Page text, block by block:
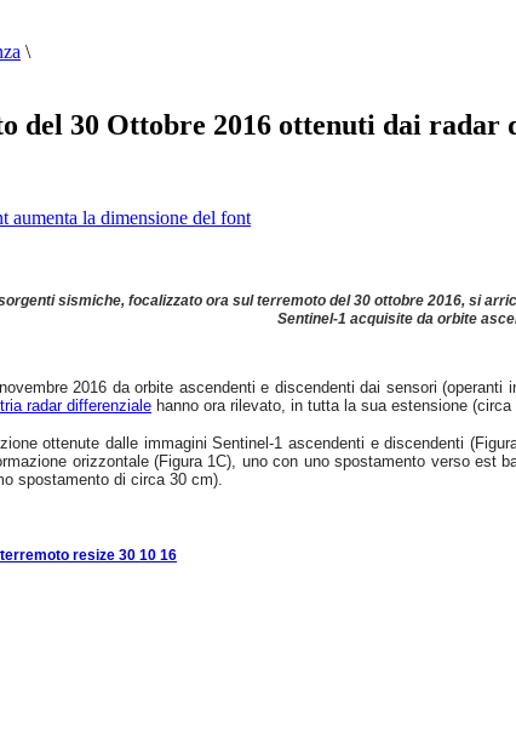
\
del 30 Ottobre 2016 ottenuti dai radar
aumenta la dimensione del font
sismiche, focalizzato ora sul terremoto del 30 ottobre 2016, si
Sentinel-1 acquisite da orbite
2016 da orbite ascendenti e discendenti dai sensori
radar differenziale hanno ora rilevato, in tutta la sua estensione
ottenute dalle immagini Sentinel-1 ascendenti e discendenti
orizzontale (Figura 1C), uno con uno spostamento verso est
spostamento di circa 30 cm).